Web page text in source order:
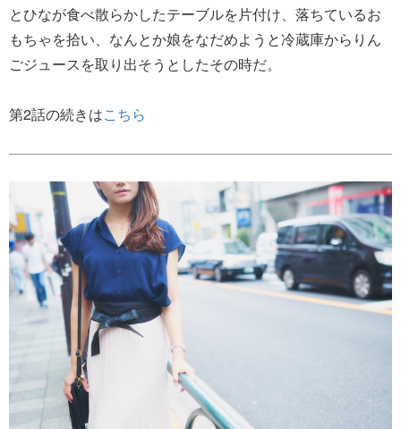
とひなが食べ散らかしたテーブルを片付け、落ちているお
もちゃを拾い、なんとか娘をなだめようと冷蔵庫からりん
ごジュースを取り出そうとしたその時だ。
第2話の続きはこちら